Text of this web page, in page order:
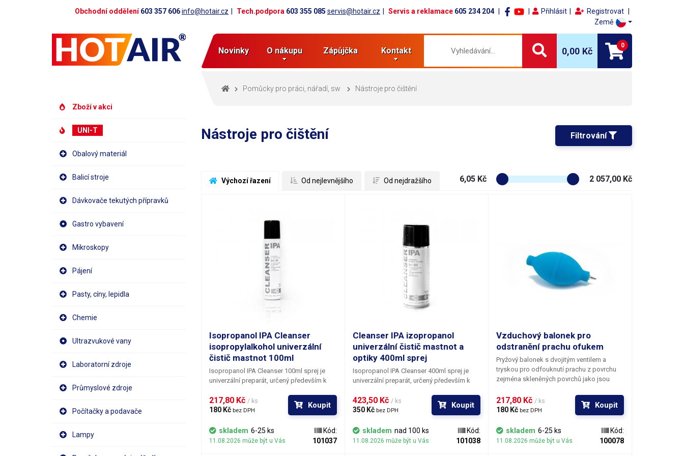
Obchodní oddělení603 357 606info@hotair.cz Tech.podpora 603 355 085 servis@hotair.cz Servis a reklamace 605 234 204 Přihlásit
Registrovat
Země
Novinky O nákupu Zápůjčka Kontakt 0,00 Kč
0
Zboží v akci
UNI-T
Obalový materiál
Balicí stroje
Dávkovače tekutých přípravků
Gastro vybavení
Mikroskopy
Pájení
Pasty, cíny, lepidla
Chemie
Ultrazvukové vany
Laboratorní zdroje
Průmyslové zdroje
Počítačky a podavače
Lampy
Pomůcky pro práci, nářadí, sw Nástroje pro čištění
Nástroje pro čištění Filtrování
Výchozí řazení Od nejlevnějšího Od nejdražšího 6,05 Kč 2 057,00 Kč
Isopropanol IPA Cleanser
isopropylalkohol univerzální
čistič mastnot 100ml
Isopropanol IPA Cleanser 100ml sprej je
univerzální preparát, určený především k
a mastnot.Isopropanol Cleanser IPA
isopropylalkohol
vysoké čistoty a kvality,
žádné zbytky a skrvny na skle či lesklých
kovových površích. Je tedy vhodný
217,80 Kč / ks
180 Kč bez DPH
Koupit
skladem 6-25 ks
11.08.2026 může být u Vás
Kód:
101037
Cleanser IPA izopropanol
univerzální čistič mastnot a
optiky 400ml sprej
Isopropanol IPA Cleanser 400ml sprej je
univerzální preparát, určený především k
a mastnot.Isopropanol Cleanser IPA
isopropylalkohol
vysoké čistoty a kvality,
žádné zbytky a skrvny na skle či lesklých
kovových površích. Je tedy vhodný
423,50 Kč / ks
350 Kč bez DPH
Koupit
skladem nad 100 ks
11.08.2026 může být u Vás
Kód:
101038
Vzduchový balonek pro
odstranění prachu ofukem
Pryžový balonek s dvojitým ventilem a
tryskou pro odfouknutí prachu z povrchu
zejména skleněných povrchů jako jsou
fotoaparátů. Jedním ventilem je vzduch
hnán přes trysku při stlačení balónku a
druhým (zezadu) je při uvolnění nasáván
dovnitř, aby nedošlo k nasátí nečistot
z čištěného povrchu dovnitř balónku.
217,80 Kč / ks
180 Kč bez DPH
Koupit
skladem 6-25 ks
11.08.2026 může být u Vás
Kód:
100078